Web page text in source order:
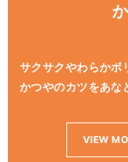
サクサクやわらかボ
かつやのカツをあな
VIEW